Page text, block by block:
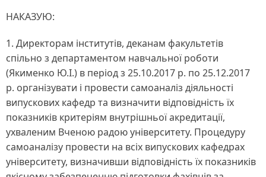
НАКАЗУЮ:
1. Директорам інститутів, деканам факультетів
спільно з департаментом навчальної роботи
(Якименко Ю.І.) в період з 25.10.2017 р. по 25.12.2017
р. організувати і провести самоаналіз діяльності
випускових кафедр та визначити відповідність їх
показників критеріям внутрішньої акредитації,
ухваленим Вченою радою університету. Процедуру
самоаналізу провести на всіх випускових кафедрах
університету, визначивши відповідність їх показників